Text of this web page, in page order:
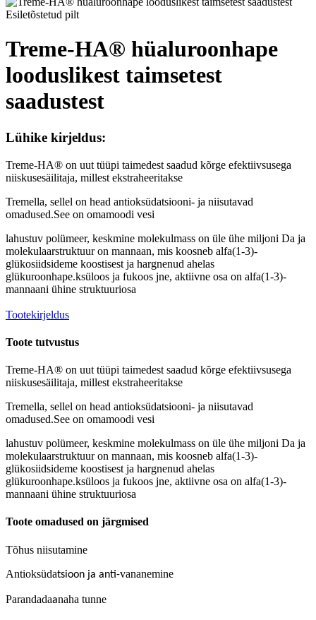
Treme-HA® hüaluroonhape
looduslikest taimsetest
saadustest
Lühike kirjeldus:
Treme-HA® on uut tüüpi taimedest saadud kõrge efektiivsusega
niiskusesäilitaja, millest ekstraheeritakse
Tremella, sellel on head antioksüdatsiooni- ja niisutavad
omadused.See on omamoodi vesi
lahustuv polümeer, keskmine molekulmass on üle ühe miljoni Da ja
molekulaarstruktuur on mannaan, mis koosneb alfa(1-3)-
glükosiidsideme koostisest ja hargnenud ahelas
glükuroonhape.ksüloos ja fukoos jne, aktiivne osa on alfa(1-3)-
mannaani ühine struktuuriosa
Tootekirjeldus
Toote tutvustus
Treme-HA® on uut tüüpi taimedest saadud kõrge efektiivsusega
niiskusesäilitaja, millest ekstraheeritakse
Tremella, sellel on head antioksüdatsiooni- ja niisutavad
omadused.See on omamoodi vesi
lahustuv polümeer, keskmine molekulmass on üle ühe miljoni Da ja
molekulaarstruktuur on mannaan, mis koosneb alfa(1-3)-
glükosiidsideme koostisest ja hargnenud ahelas
glükuroonhape.ksüloos ja fukoos jne, aktiivne osa on alfa(1-3)-
mannaani ühine struktuuriosa
Toote omadused on järgmised
Tõhus niisutamine
Antioksüdatsioon ja anti-vananemine
Parandadaanaha tunne